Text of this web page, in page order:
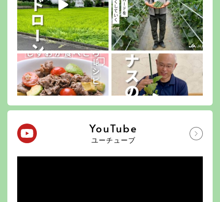
YouTube
ユーチューブ